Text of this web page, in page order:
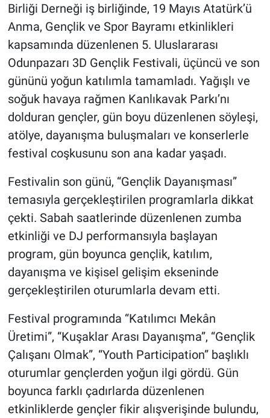
Birliği Derneği iş birliğinde, 19 Mayıs Atatürk’ü
Anma, Gençlik ve Spor Bayramı etkinlikleri
kapsamında düzenlenen 5. Uluslararası
Odunpazarı 3D Gençlik Festivali, üçüncü ve son
gününü yoğun katılımla tamamladı. Yağışlı ve
soğuk havaya rağmen Kanlıkavak Parkı’nı
dolduran gençler, gün boyu düzenlenen söyleşi,
atölye, dayanışma buluşmaları ve konserlerle
festival coşkusunu son ana kadar yaşadı.
Festivalin son günü, “Gençlik Dayanışması”
temasıyla gerçekleştirilen programlarla dikkat
çekti. Sabah saatlerinde düzenlenen zumba
etkinliği ve DJ performansıyla başlayan
program, gün boyunca gençlik, katılım,
dayanışma ve kişisel gelişim ekseninde
gerçekleştirilen oturumlarla devam etti.
Festival programında “Katılımcı Mekân
Üretimi”, “Kuşaklar Arası Dayanışma”, “Gençlik
Çalışanı Olmak”, “Youth Participation” başlıklı
oturumlar gençlerden yoğun ilgi gördü. Gün
boyunca farklı çadırlarda düzenlenen
etkinliklerde gençler fikir alışverişinde bulundu,
Bilim ve Teknoloji